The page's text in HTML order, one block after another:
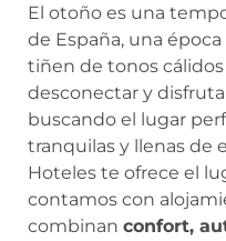
El otoño es una
de España, una
tiñen de tonos
desconectar y
buscando el lugar
tranquilas y llenas de
Hoteles te ofrece el
contamos con
combinan confort,